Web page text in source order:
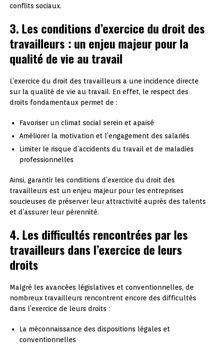
conflits sociaux.
3. Les conditions d’exercice du droit des
travailleurs : un enjeu majeur pour la
qualité de vie au travail
L’exercice du droit des travailleurs a une incidence directe
sur la qualité de vie au travail. En effet, le respect des
droits fondamentaux permet de :
Favoriser un climat social serein et apaisé
Améliorer la motivation et l’engagement des salariés
Limiter le risque d’accidents du travail et de maladies
professionnelles
Ainsi, garantir les conditions d’exercice du droit des
travailleurs est un enjeu majeur pour les entreprises
soucieuses de préserver leur attractivité auprès des talents
et d’assurer leur pérennité.
4. Les difficultés rencontrées par les
travailleurs dans l’exercice de leurs
droits
Malgré les avancées législatives et conventionnelles, de
nombreux travailleurs rencontrent encore des difficultés
dans l’exercice de leurs droits :
La méconnaissance des dispositions légales et
conventionnelles